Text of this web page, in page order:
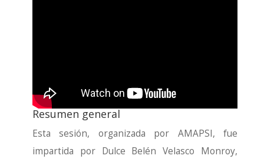
Resumen general
Esta sesión, orga­ni­za­da por AMAPSI, fue
impar­ti­da por Dul­ce Belén Velas­co Mon­roy,